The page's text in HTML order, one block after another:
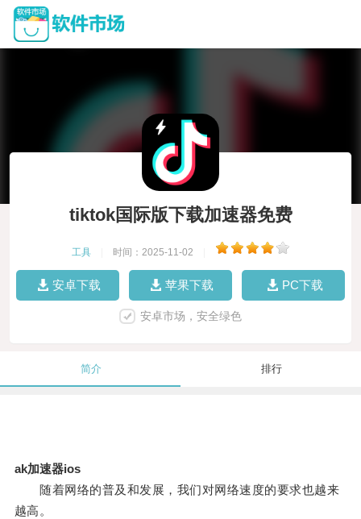
tiktok国际版下载加速器免费
工具 时间：2025-11-02
安卓下载 苹果下载 PC下载
安卓市场，安全绿色
简介 排行
ak加速器ios
随着网络的普及和发展，我们对网络速度的要求也越来
越高。